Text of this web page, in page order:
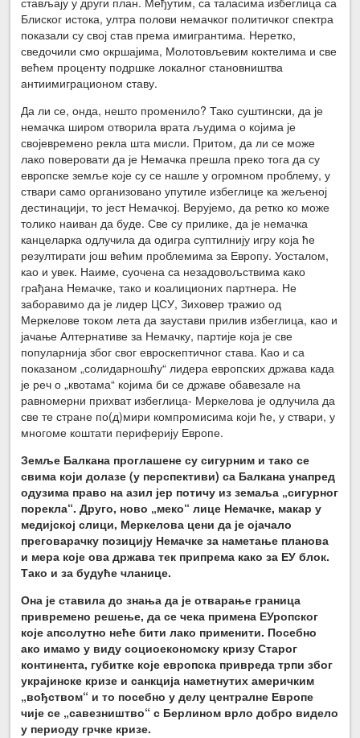
Блиског истока, ултра полови немачког политичког спектра
показали су свој став према имигрантима. Неретко,
сведочили смо окршајима, Молотовљевим коктелима и све
већем проценту подршке локалног становништва
антиимиграционом ставу.
Да ли се, онда, нешто променило? Тако суштински, да је
немачка широм отворила врата људима о којима је
својевремено рекла шта мисли. Притом, да ли се може
лако поверовати да је Немачка прешла преко тога да су
европске земље које су се нашле у огромном проблему, у
ствари само организовано упутиле избеглице ка жељеној
дестинацији, то јест Немачкој. Верујемо, да ретко ко може
толико наиван да буде. Све су прилике, да је немачка
канцеларка одлучила да одигра суптилнију игру која ће
резултирати још већим проблемима за Европу. Уосталом,
као и увек. Наиме, суочена са незадовољствима како
грађана Немачке, тако и коалиционих партнера. Не
заборавимо да је лидер ЦСУ, Зиховер тражио од
Меркелове током лета да заустави прилив избеглица, као и
јачање Алтернативе за Немачку, партије која је све
популарнија због свог евроскептичног става. Као и са
показаном „солидарношћу“ лидера европских држава када
је реч о „квотама“ којима би се државе обавезале на
равномерни прихват избеглица- Меркелова је одлучила да
све те стране по(д)мири компромисима који ће, у ствари, у
многоме коштати периферију Европе.
Земље Балкана проглашене су сигурним и тако се
свима који долазе (у перспективи) са Балкана унапред
одузима право на азил јер потичу из земаља „сигурног
порекла“. Друго, ново „меко“ лице Немачке, макар у
медијској слици, Меркелова цени да је ојачало
преговарачку позицију Немачке за наметање планова
и мера које ова држава тек припрема како за ЕУ блок.
Тако и за будуће чланице.
Она је ставила до знања да је отварање граница
привремено решење, да се чека примена ЕУропског
које апсолутно неће бити лако применити. Посебно
ако имамо у виду социоекономску кризу Старог
континента, губитке које европска привреда трпи због
украјинске кризе и санкција наметнутих америчким
„вођством“ и то посебно у делу централне Европе
чије се „савезништво“ с Берлином врло добро видело
у периоду грчке кризе.